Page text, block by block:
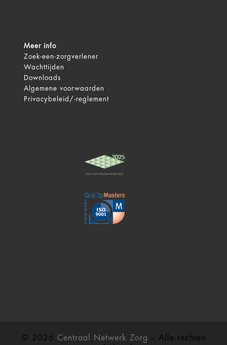
Meer info
Zoek-een-zorgverlener
Wachttijden
Downloads
Algemene voorwaarden
Privacybeleid/-reglement
© 2026 Centraal Netwerk Zorg – Alle rechten